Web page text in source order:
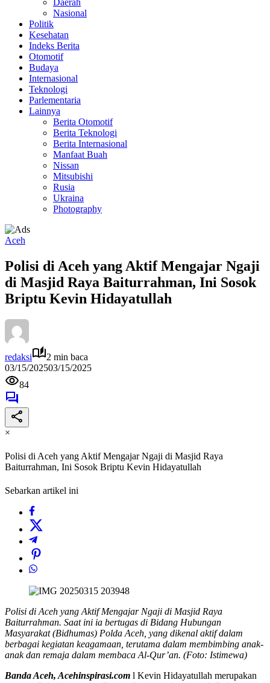
Daerah
Nasional
Politik
Kesehatan
Indeks Berita
Otomotif
Budaya
Internasional
Teknologi
Parlementaria
Lainnya
Berita Otomotif
Berita Teknologi
Berita Internasional
Manfaat Buah
Nissan
Mitsubishi
Rusia
Ukraina
Photography
Aceh
Polisi di Aceh yang Aktif Mengajar Ngaji
di Masjid Raya Baiturrahman, Ini Sosok
Briptu Kevin Hidayatullah
redaksi
2 min baca
03/15/202503/15/2025
84
×
Polisi di Aceh yang Aktif Mengajar Ngaji di Masjid Raya
Baiturrahman, Ini Sosok Briptu Kevin Hidayatullah
Sebarkan artikel ini
Polisi di Aceh yang Aktif Mengajar Ngaji di Masjid Raya
Baiturrahman. Saat ini ia bertugas di Bidang Hubungan
Masyarakat (Bidhumas) Polda Aceh, yang dikenal aktif dalam
berbagai kegiatan keagamaan, terutama dalam membimbing anak-
anak dan remaja dalam membaca Al-Qur’an. (Foto: Istimewa)
Banda Aceh, Acehinspirasi.com l Kevin Hidayatullah merupakan